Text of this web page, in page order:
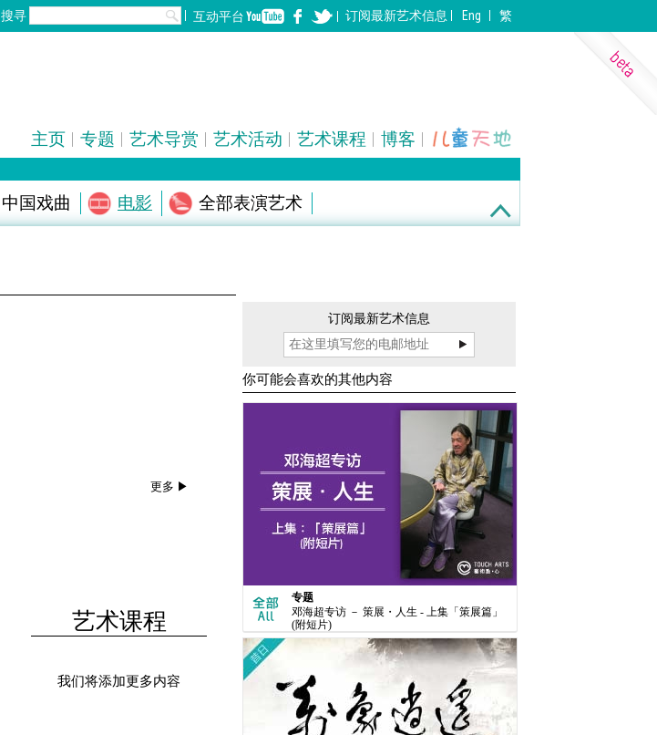
搜寻 互动平台 订阅最新艺术信息 Eng 繁
主页 专题 艺术导赏 艺术活动 艺术课程 博客
中国戏曲 电影 全部表演艺术
更多
艺术课程
我们将添加更多内容
订阅最新艺术信息
你可能会喜欢的其他内容
专题
邓海超专访 － 策展・人生 - 上集「策展篇」
(附短片)